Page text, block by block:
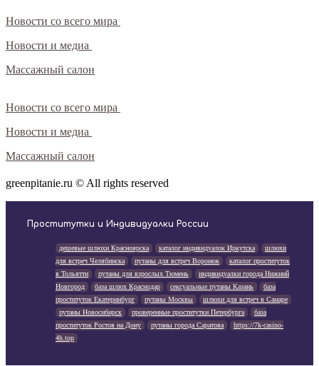
Новости со всего мира
Новости и медиа
Массажный салон
Новости со всего мира
Новости и медиа
Массажный салон
greenpitanie.ru © All rights reserved
Проститутки и Индивидуалки России
дешевые шлюхи Красноярска каталог индивидуалок Иркутска
шлюхи
для встреч Челябинска
путаны для встреч Воронеж
каталог проституток
в Тольятти
путаны для взрослых Тюмень
индивидуалки города Нижний
Новгород
база шлюх Краснодар сексуальные путаны Казань
база
проституток Екатеринбург
путаны Москвы
шлюхи для встреч в Самаре
путаны Новосибирск
проверенные проститутки Петербурга
база
проституток Ростов на Дону
путаны города Саратова
https://7k-casino-
4h.top